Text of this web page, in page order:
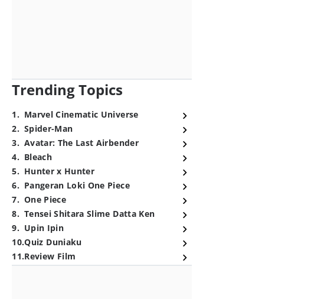
Trending Topics
1. Marvel Cinematic Universe
2. Spider-Man
3. Avatar: The Last Airbender
4. Bleach
5. Hunter x Hunter
6. Pangeran Loki One Piece
7. One Piece
8. Tensei Shitara Slime Datta Ken
9. Upin Ipin
10.Quiz Duniaku
11.Review Film